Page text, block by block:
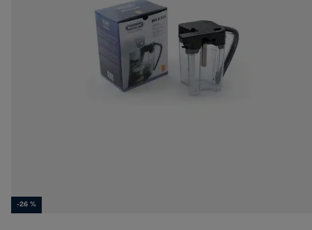
-26 %